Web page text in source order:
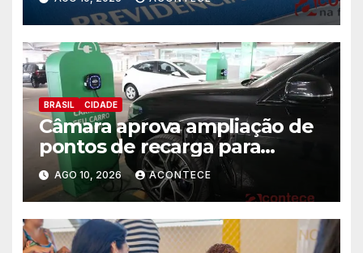
BRASIL CIDADE
Câmara aprova ampliação de
pontos de recarga para
veículos elétricos em hotéis,
supermercados e centros
comerciais
AGO 10, 2026 ACONTECE